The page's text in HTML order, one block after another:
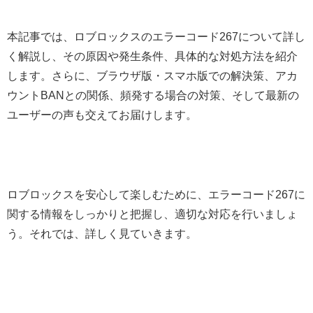
本記事では、ロブロックスのエラーコード267について詳し
く解説し、その原因や発生条件、具体的な対処方法を紹介
します。さらに、ブラウザ版・スマホ版での解決策、アカ
ウントBANとの関係、頻発する場合の対策、そして最新の
ユーザーの声も交えてお届けします。
ロブロックスを安心して楽しむために、エラーコード267に
関する情報をしっかりと把握し、適切な対応を行いましょ
う。それでは、詳しく見ていきます。